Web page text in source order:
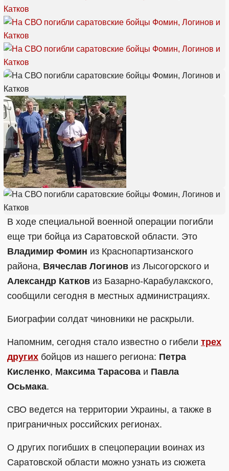
В ходе специальной военной операции погибли
еще три бойца из Саратовской области. Это
Владимир Фомин из Краснопартизанского
района, Вячеслав Логинов из Лысогорского и
Александр Катков из Базарно-Карабулакского,
сообщили сегодня в местных администрациях.
Биографии солдат чиновники не раскрыли.
Напомним, сегодня стало известно о гибели трех
других бойцов из нашего региона: Петра
Кисленко, Максима Тарасова и Павла
Осьмака.
СВО ведется на территории Украины, а также в
приграничных российских регионах.
О других погибших в спецоперации воинах из
Саратовской области можно узнать из сюжета